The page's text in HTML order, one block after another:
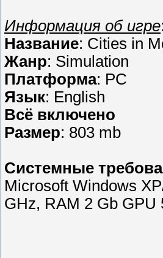
Информация об игре:
Название: Cities in
Жанр: Simulation
Платформа: PC
Язык: English
Всё включено
Размер: 803 mb
Cистемные
Microsoft Windows
GHz, RAM 2 Gb GPU